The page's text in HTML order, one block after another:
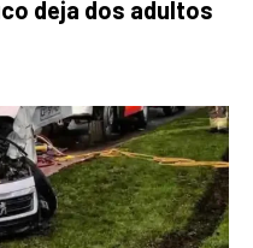
deja dos adultos